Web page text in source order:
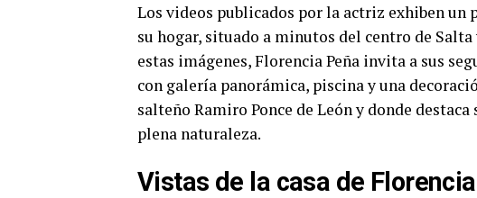
Los videos publicados por la actriz exhiben un
su hogar, situado a minutos del centro de Salta
estas imágenes, Florencia Peña invita a sus
con galería panorámica, piscina y una
salteño Ramiro Ponce de León y donde
plena naturaleza.
Vistas de la casa de